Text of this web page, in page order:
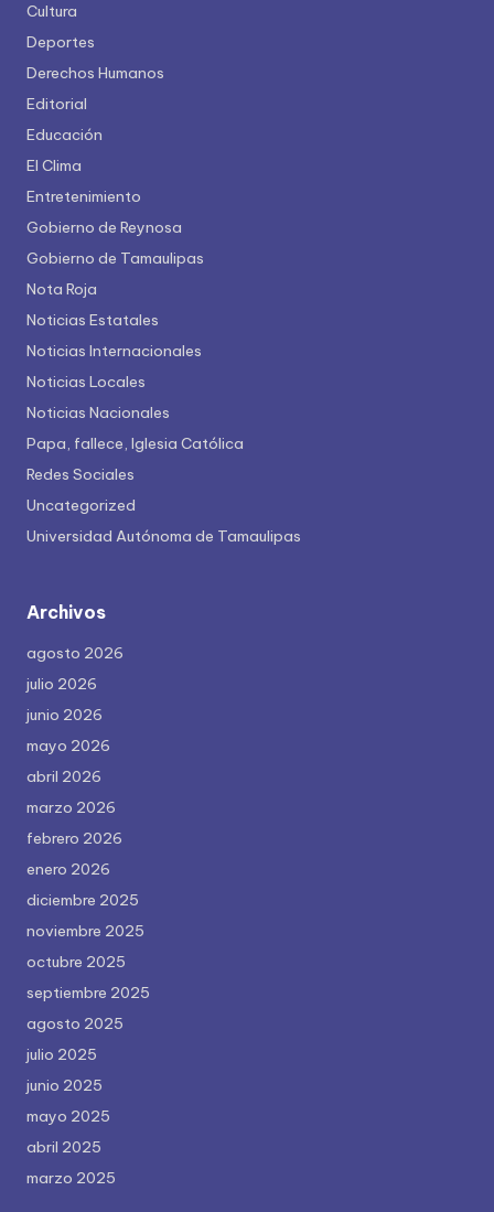
Cultura
Deportes
Derechos Humanos
Editorial
Educación
El Clima
Entretenimiento
Gobierno de Reynosa
Gobierno de Tamaulipas
Nota Roja
Noticias Estatales
Noticias Internacionales
Noticias Locales
Noticias Nacionales
Papa, fallece, Iglesia Católica
Redes Sociales
Uncategorized
Universidad Autónoma de Tamaulipas
Archivos
agosto 2026
julio 2026
junio 2026
mayo 2026
abril 2026
marzo 2026
febrero 2026
enero 2026
diciembre 2025
noviembre 2025
octubre 2025
septiembre 2025
agosto 2025
julio 2025
junio 2025
mayo 2025
abril 2025
marzo 2025